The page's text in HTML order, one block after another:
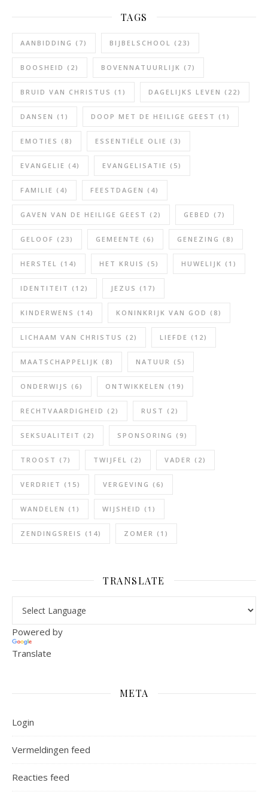
TAGS
AANBIDDING (7) BIJBELSCHOOL (23)
BOOSHEID (2) BOVENNATUURLIJK (7)
BRUID VAN CHRISTUS (1) DAGELIJKS LEVEN (22)
DANSEN (1) DOOP MET DE HEILIGE GEEST (1)
EMOTIES (8) ESSENTIËLE OLIE (3)
EVANGELIE (4) EVANGELISATIE (5)
FAMILIE (4) FEESTDAGEN (4)
GAVEN VAN DE HEILIGE GEEST (2) GEBED (7)
GELOOF (23) GEMEENTE (6) GENEZING (8)
HERSTEL (14) HET KRUIS (5) HUWELIJK (1)
IDENTITEIT (12) JEZUS (17)
KINDERWENS (14) KONINKRIJK VAN GOD (8)
LICHAAM VAN CHRISTUS (2) LIEFDE (12)
MAATSCHAPPELIJK (8) NATUUR (5)
ONDERWIJS (6) ONTWIKKELEN (19)
RECHTVAARDIGHEID (2) RUST (2)
SEKSUALITEIT (2) SPONSORING (9)
TROOST (7) TWIJFEL (2) VADER (2)
VERDRIET (15) VERGEVING (6)
WANDELEN (1) WIJSHEID (1)
ZENDINGSREIS (14) ZOMER (1)
TRANSLATE
Powered by
Translate
META
Login
Vermeldingen feed
Reacties feed